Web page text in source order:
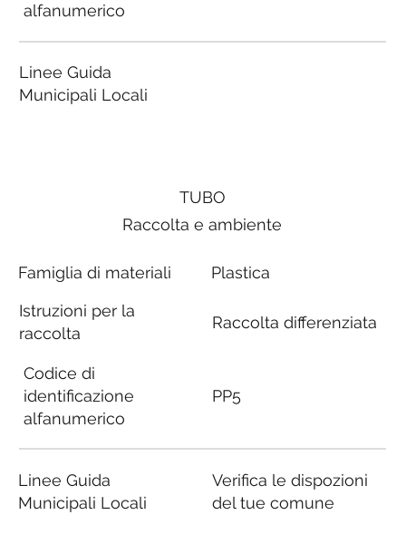
alfanumerico
Linee Guida
Municipali Locali
TUBO
Raccolta e ambiente
Famiglia di materiali
Istruzioni per la
raccolta
Codice di
identificazione
alfanumerico
Linee Guida
Municipali Locali
Plastica
Raccolta differenziata
PP5
Verifica le dispozioni
del tue comune